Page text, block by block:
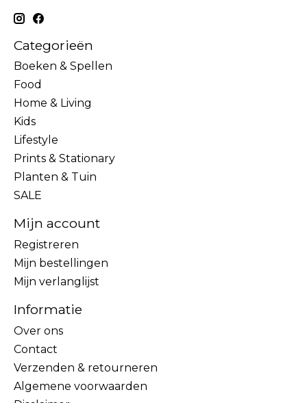
Categorieën
Boeken & Spellen
Food
Home & Living
Kids
Lifestyle
Prints & Stationary
Planten & Tuin
SALE
Mijn account
Registreren
Mijn bestellingen
Mijn verlanglijst
Informatie
Over ons
Contact
Verzenden & retourneren
Algemene voorwaarden